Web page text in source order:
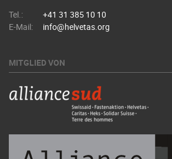
Tel.:
+41 31 385 10 10
E-Mail:
info@helvetas.org
MITGLIED VON